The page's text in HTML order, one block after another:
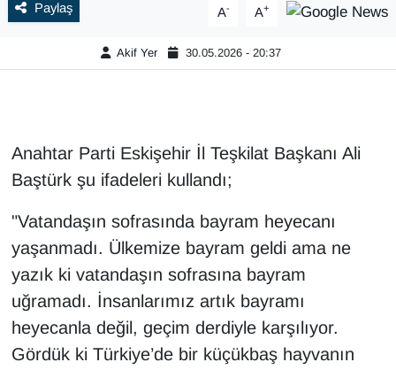
Paylaş A- A+
Akif Yer 30.05.2026 - 20:37
Anahtar Parti Eskişehir İl Teşkilat Başkanı Ali
Baştürk şu ifadeleri kullandı;
"Vatandaşın sofrasında bayram heyecanı
yaşanmadı. Ülkemize bayram geldi ama ne
yazık ki vatandaşın sofrasına bayram
uğramadı. İnsanlarımız artık bayramı
heyecanla değil, geçim derdiyle karşılıyor.
Gördük ki Türkiye’de bir küçükbaş hayvanın